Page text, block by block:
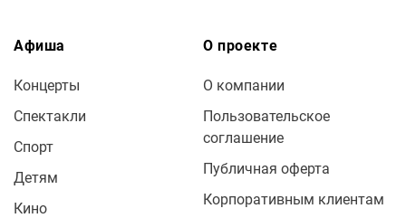
Афиша
Концерты
Спектакли
Спорт
Детям
Кино
О проекте
О компании
Пользовательское
соглашение
Публичная оферта
Корпоративным клиентам